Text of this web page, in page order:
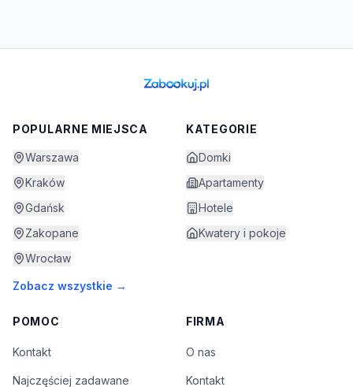
POPULARNE MIEJSCA
Warszawa
Kraków
Gdańsk
Zakopane
Wrocław
Zobacz wszystkie →
KATEGORIE
Domki
Apartamenty
Hotele
Kwatery i pokoje
POMOC
Kontakt
Najczęściej zadawane
FIRMA
O nas
Kontakt